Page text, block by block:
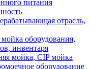
питания
отрасль,
оборудования,
инвентаря
мойка, CIP мойка
оборудование